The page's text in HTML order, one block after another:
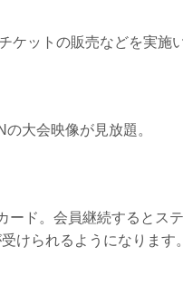
ケットの販売などを実施
大会映像が見放題。
ード。会員継続するとス
けられるようになります。